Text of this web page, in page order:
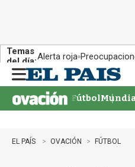
Temas
del día:Alerta roja
n
u
Fútbol
EL PAÍS OVACIÓN FÚTBOL